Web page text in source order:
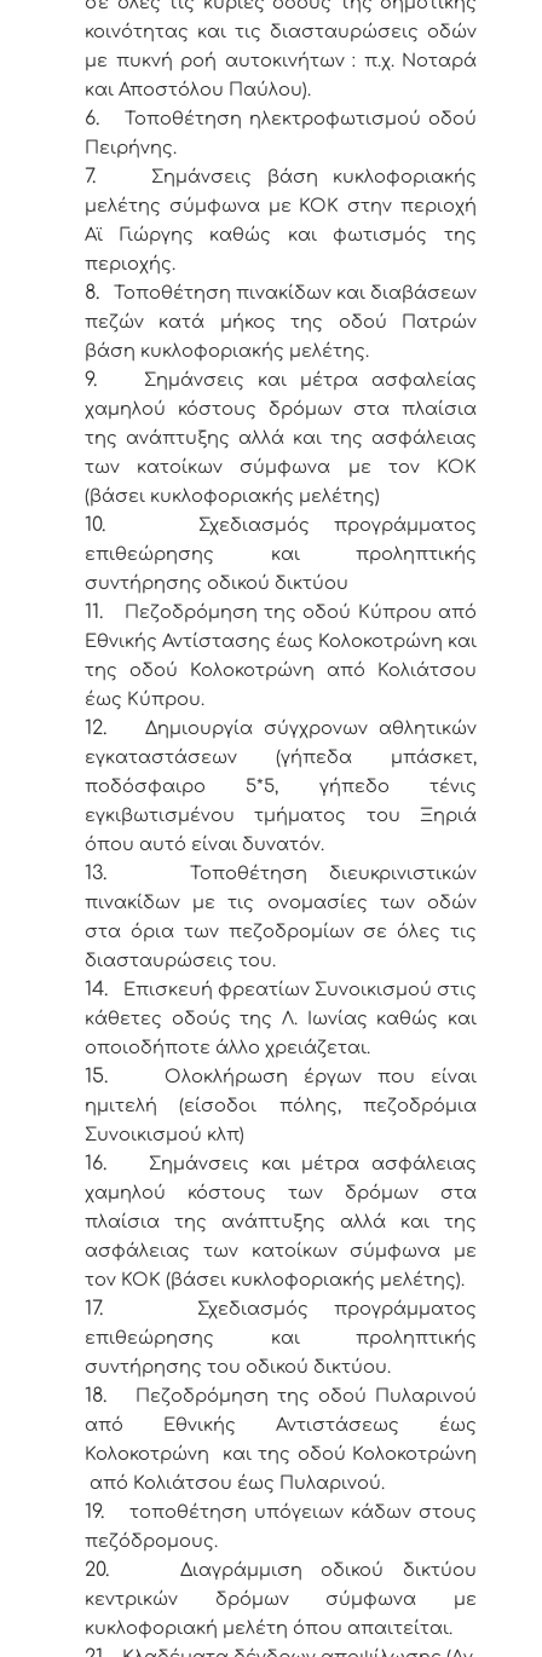
κοινότητας και τις διασταυρώσεις οδών
με πυκνή ροή αυτοκινήτων : π.χ. Νοταρά
και Αποστόλου Παύλου).
6.
Τοποθέτηση ηλεκτροφωτισμού οδού
Πειρήνης.
7.
Σημάνσεις βάση κυκλοφοριακής
μελέτης σύμφωνα με ΚΟΚ στην περιοχή
Αϊ Γιώργης καθώς και φωτισμός της
περιοχής.
8.
Τοποθέτηση πινακίδων και διαβάσεων
πεζών κατά μήκος της οδού Πατρών
βάση κυκλοφοριακής μελέτης.
9.
Σημάνσεις και μέτρα ασφαλείας
χαμηλού κόστους δρόμων στα πλαίσια
της ανάπτυξης αλλά και της ασφάλειας
των κατοίκων σύμφωνα με τον ΚΟΚ
(βάσει κυκλοφοριακής μελέτης)
10.
Σχεδιασμός προγράμματος
επιθεώρησης και προληπτικής
συντήρησης οδικού δικτύου
11.
Πεζοδρόμηση της οδού Κύπρου από
Εθνικής Αντίστασης έως Κολοκοτρώνη και
της οδού Κολοκοτρώνη από Κολιάτσου
έως Κύπρου.
12.
Δημιουργία σύγχρονων αθλητικών
εγκαταστάσεων (γήπεδα μπάσκετ,
ποδόσφαιρο 5*5, γήπεδο τένις
εγκιβωτισμένου τμήματος του Ξηριά
όπου αυτό είναι δυνατόν.
13.
Τοποθέτηση διευκρινιστικών
πινακίδων με τις ονομασίες των οδών
στα όρια των πεζοδρομίων σε όλες τις
διασταυρώσεις του.
14.
Επισκευή φρεατίων Συνοικισμού στις
κάθετες οδούς της Λ. Ιωνίας καθώς και
οποιοδήποτε άλλο χρειάζεται.
15.
Ολοκλήρωση έργων που είναι
ημιτελή (είσοδοι πόλης, πεζοδρόμια
Συνοικισμού κλπ)
16.
Σημάνσεις και μέτρα ασφάλειας
χαμηλού κόστους των δρόμων στα
πλαίσια της ανάπτυξης αλλά και της
ασφάλειας των κατοίκων σύμφωνα με
τον ΚΟΚ (βάσει κυκλοφοριακής μελέτης).
17.
Σχεδιασμός προγράμματος
επιθεώρησης και προληπτικής
συντήρησης του οδικού δικτύου.
18.
Πεζοδρόμηση της οδού Πυλαρινού
από Εθνικής Αντιστάσεως έως
Κολοκοτρώνη και της οδού Κολοκοτρώνη
από Κολιάτσου έως Πυλαρινού.
19.
τοποθέτηση υπόγειων κάδων στους
πεζόδρομους.
20.
Διαγράμμιση οδικού δικτύου
κεντρικών δρόμων σύμφωνα με
κυκλοφοριακή μελέτη όπου απαιτείται.